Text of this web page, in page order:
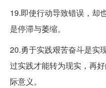
19.即使行动导致错误，却
是停滞与萎缩。
20.勇于实践艰苦奋斗是实
过实践才能转为现实，再
际意义。